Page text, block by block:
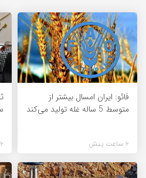
فائو: ایران امسال بیشتر از
متوسط 5 ساله غله تولید می‌کند
6 ساعت پیش 6 ساعت پیش